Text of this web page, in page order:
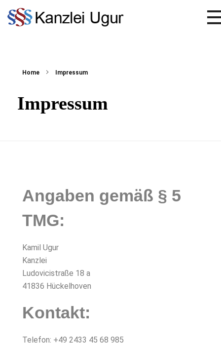
Home Impressum
Impressum
Angaben gemäß § 5
TMG:
Kamil Ugur
Kanzlei
Ludovicistraße 18 a
41836 Hückelhoven
Kontakt:
Telefon: +49 2433 45 68 985